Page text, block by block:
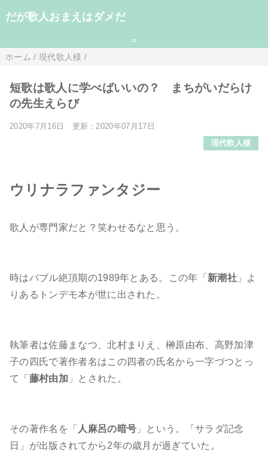
だが歌人おまえはダメだ
=
ホーム / 現代歌人様 /
短歌は歌人に学べばいいの？ まちがいだらけ
の先生えらび
2020年7月16日
更新：2020年07月17日
現代歌人様
ウリナラファンタジー
歌人が専門家だと？笑わせるなと思う。
時はバブル絶頂期の1989年とある。この年「 新潮社 」よ
りあるトンデモ本が世に出された。
執筆者は佐藤まなつ、北村まりえ、榊原由布、高野加津
子の四氏で著作者名はこの四者の氏名から一字づつとっ
て「 藤村由加 」とされた。
その著作名を「 人麻呂の暗号 」という。「サラダ記念
日」が出版されてから2年の歳月が過ぎていた。